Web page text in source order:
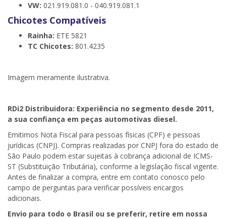
VW: 021.919.081.0 - 040.919.081.1
Chicotes Compatíveis
Rainha: ETE 5821
TC Chicotes: 801.4235
Imagem meramente ilustrativa.
RDi2 Distribuidora: Experiência no segmento desde 2011,
a sua confiança em peças automotivas diesel.
Emitimos Nota Fiscal para pessoas físicas (CPF) e pessoas
jurídicas (CNPJ). Compras realizadas por CNPJ fora do estado de
São Paulo podem estar sujeitas à cobrança adicional de ICMS-
ST (Substituição Tributária), conforme a legislação fiscal vigente.
Antes de finalizar a compra, entre em contato conosco pelo
campo de perguntas para verificar possíveis encargos
adicionais.
Envio para todo o Brasil ou se preferir, retire em nossa